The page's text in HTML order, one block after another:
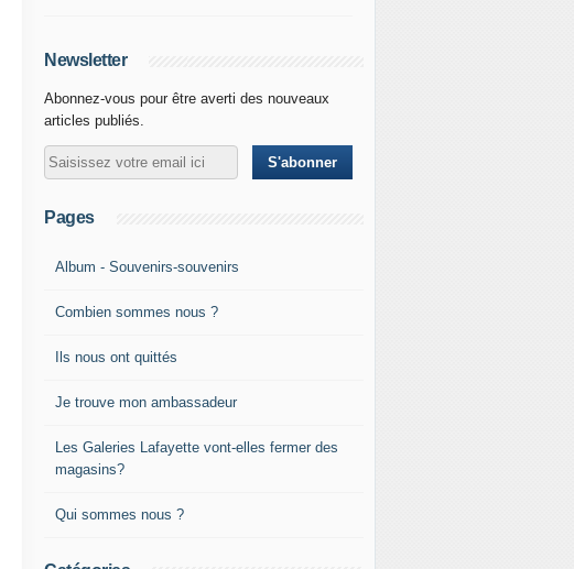
Newsletter
Abonnez-vous pour être averti des nouveaux
articles publiés.
Pages
Album - Souvenirs-souvenirs
Combien sommes nous ?
Ils nous ont quittés
Je trouve mon ambassadeur
Les Galeries Lafayette vont-elles fermer des
magasins?
Qui sommes nous ?